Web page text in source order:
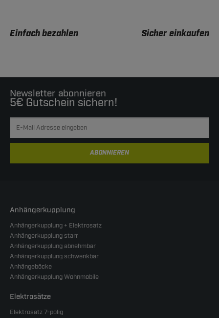
Einfach bezahlen Sicher einkaufen
Newsletter abonnieren
5€ Gutschein sichern!
ABONNIEREN
Anhängerkupplung
Anhängerkupplung + Elektrosatz
Anhängerkupplung starr
Anhängerkupplung abnehmbar
Anhängerkupplung schwenkbar
Anhängeböcke
Anhängerkupplung Wohnmobile
Elektrosätze
Elektrosatz 7-polig